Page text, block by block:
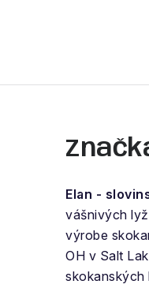
Elan -
vášnivých
výrobe
OH v Salt
skokanských